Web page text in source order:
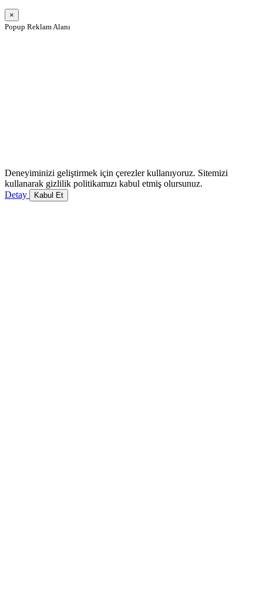
×
Popup Reklam Alanı
Deneyiminizi geliştirmek için çerezler kullanıyoruz. Sitemizi
kullanarak gizlilik politikamızı kabul etmiş olursunuz.
Detay
Kabul Et